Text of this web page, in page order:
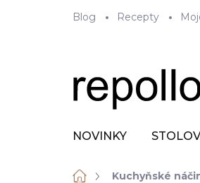
Blog Recepty
NOVINKY
DomůKuchyňské